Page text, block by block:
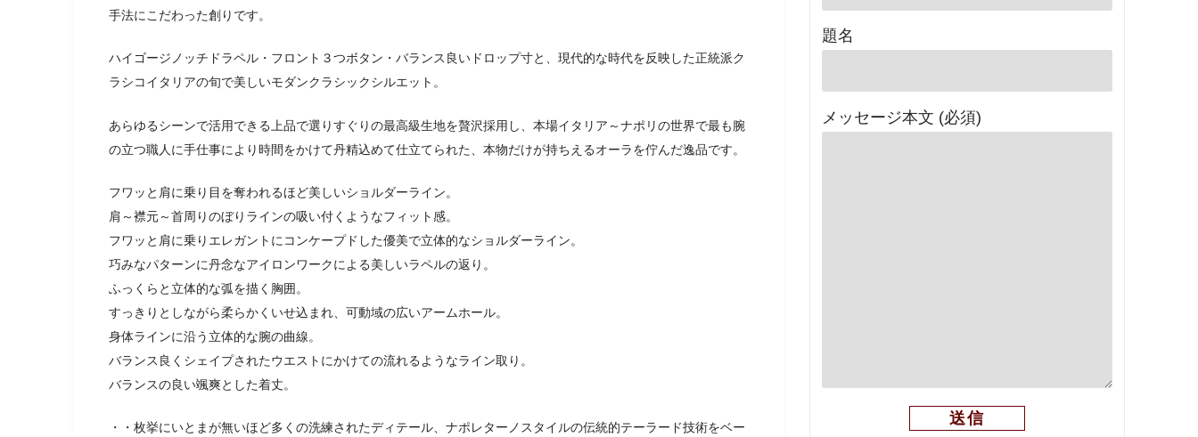
手法にこだわった創りです。
ハイゴージノッチドラペル・フロント３つボタン・バランス良いドロップ寸と、現代的な時代を反映した正統派ク
ラシコイタリアの旬で美しいモダンクラシックシルエット。
あらゆるシーンで活用できる上品で選りすぐりの最高級生地を贅沢採用し、本場イタリア～ナポリの世界で最も腕
の立つ職人に手仕事により時間をかけて丹精込めて仕立てられた、本物だけが持ちえるオーラを佇んだ逸品です。
フワッと肩に乗り目を奪われるほど美しいショルダーライン。
肩～襟元～首周りのぼりラインの吸い付くようなフィット感。
フワッと肩に乗りエレガントにコンケープドした優美で立体的なショルダーライン。
巧みなパターンに丹念なアイロンワークによる美しいラペルの返り。
ふっくらと立体的な弧を描く胸囲。
すっきりとしながら柔らかくいせ込まれ、可動域の広いアームホール。
身体ラインに沿う立体的な腕の曲線。
バランス良くシェイプされたウエストにかけての流れるようなライン取り。
バランスの良い颯爽とした着丈。
・・枚挙にいとまが無いほど多くの洗練されたディテール、ナポレターノスタイルの伝統的テーラード技術をベー
題名
メッセージ本文 (必須)